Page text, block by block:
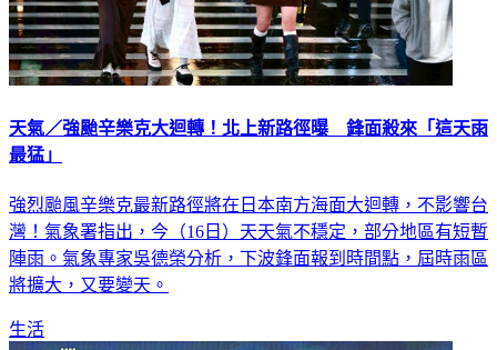
天氣／強颱辛樂克大迴轉！北上新路徑曝 鋒面殺來「這天雨
最猛」
強烈颱風辛樂克最新路徑將在日本南方海面大迴轉，不影響台
灣！氣象署指出，今（16日）天天氣不穩定，部分地區有短暫
陣雨。氣象專家吳德榮分析，下波鋒面報到時間點，屆時雨區
將擴大，又要變天。
生活